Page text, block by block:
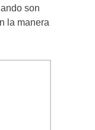
son
la manera